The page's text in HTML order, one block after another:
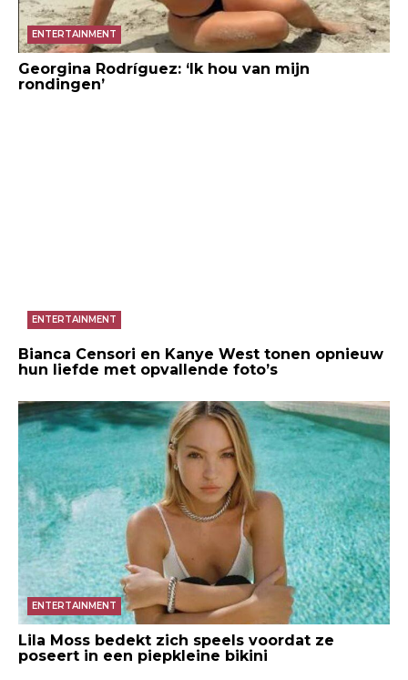
ENTERTAINMENT
Georgina Rodríguez: ‘Ik hou van mijn
rondingen’
ENTERTAINMENT
Bianca Censori en Kanye West tonen opnieuw
hun liefde met opvallende foto’s
ENTERTAINMENT
Lila Moss bedekt zich speels voordat ze
poseert in een piepkleine bikini